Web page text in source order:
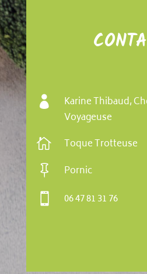

Karine Thibaud,
Voyageuse
 Toque Trotteuse
 Pornic
 06 47 81 31 76